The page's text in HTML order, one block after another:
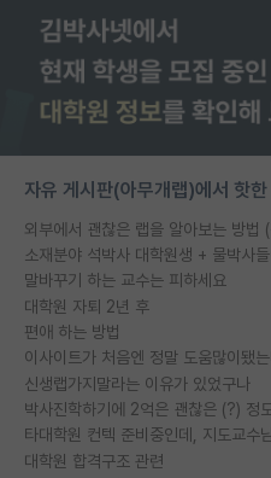
자유 게시판(아무개랩)에서 핫
외부에서 괜찮은 랩을 알아보는 방법
소재분야 석박사 대학원생 + 물박사
말바꾸기 하는 교수는 피하세요
대학원 자퇴 2년 후
편애 하는 방법
이사이트가 처음엔 정말 도움많이됐는
신생랩가지말라는 이유가 있었구나
대학원 합격구조 관련